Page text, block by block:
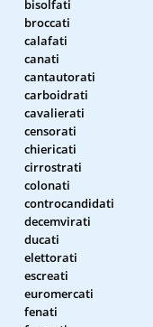
bisolfati
broccati
calafati
canati
cantautorati
carboidrati
cavalierati
censorati
chiericati
cirrostrati
colonati
controcandidati
decemvirati
ducati
elettorati
escreati
euromercati
fenati